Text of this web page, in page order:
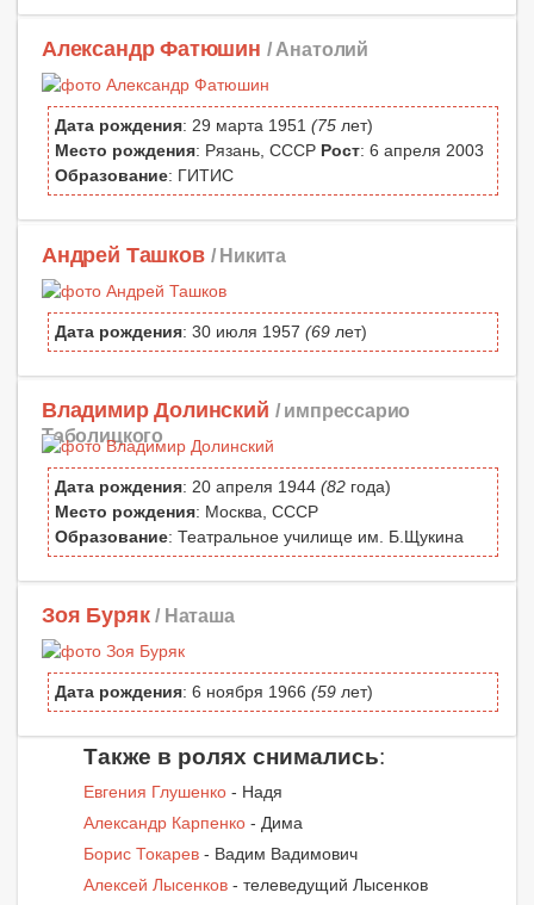
Александр Фатюшин / Анатолий
Дата рождения: 29 марта 1951 (75 лет)
Место рождения: Рязань, СССР Рост: 6 апреля 2003
Образование: ГИТИС
Андрей Ташков / Никита
Дата рождения: 30 июля 1957 (69 лет)
Владимир Долинский / импрессарио
Таболицкого
Дата рождения: 20 апреля 1944 (82 года)
Место рождения: Москва, СССР
Образование: Театральное училище им. Б.Щукина
Зоя Буряк / Наташа
Дата рождения: 6 ноября 1966 (59 лет)
Также в ролях снимались:
Евгения Глушенко - Надя
Александр Карпенко - Дима
Борис Токарев - Вадим Вадимович
Алексей Лысенков - телеведущий Лысенков